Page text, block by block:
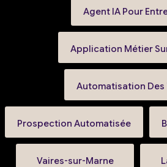
Agent IA Pour
Application Métier
Automatisation Des
Prospection Automatisée
Vaires-sur-Marne